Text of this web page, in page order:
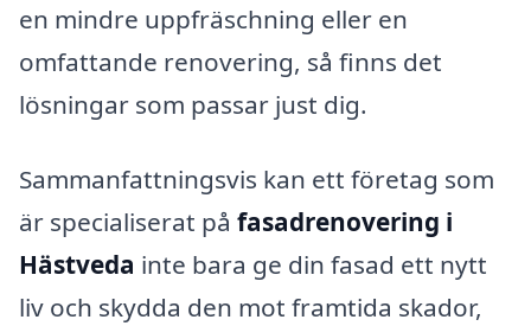
en mindre uppfräschning eller en
omfattande renovering, så finns det
lösningar som passar just dig.
Sammanfattningsvis kan ett företag som
är specialiserat på fasadrenovering i
Hästveda inte bara ge din fasad ett nytt
liv och skydda den mot framtida skador,